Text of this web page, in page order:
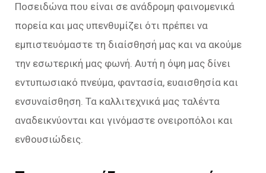
Ποσειδώνα που είναι σε ανάδρομη φαινομενικά
πορεία και μας υπενθυμίζει ότι πρέπει να
εμπιστευόμαστε τη διαίσθησή μας και να ακούμε
την εσωτερική μας φωνή. Αυτή η όψη μας δίνει
εντυπωσιακό πνεύμα, φαντασία, ευαισθησία και
ενσυναίσθηση. Τα καλλιτεχνικά μας ταλέντα
αναδεικνύονται και γινόμαστε ονειροπόλοι και
ενθουσιώδεις.